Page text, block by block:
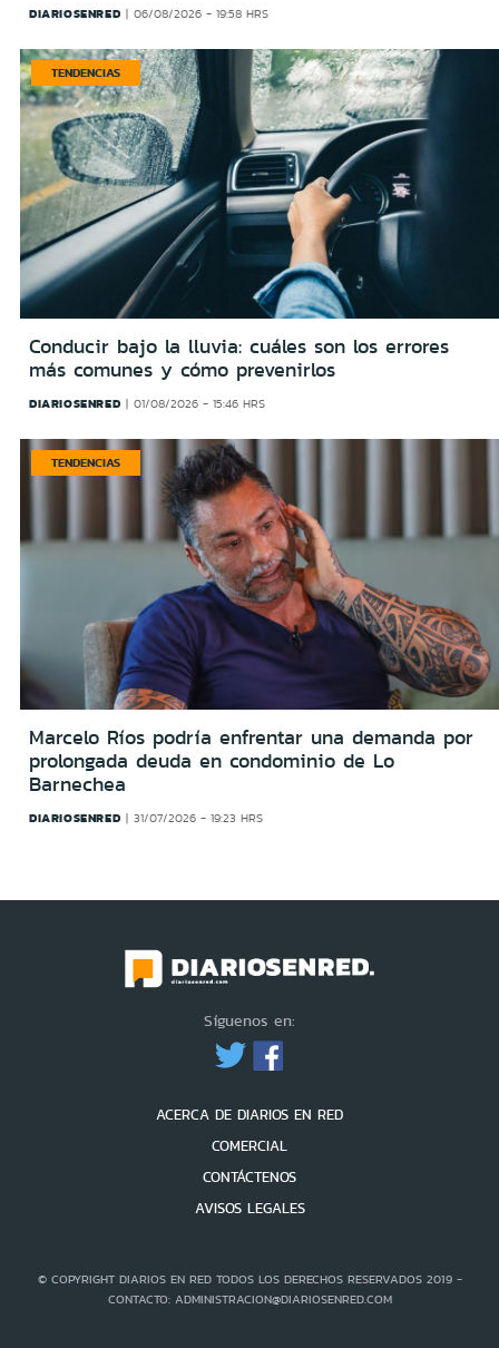
DIARIOSENRED 06/08/2026 - 19:58 HRS
TENDENCIAS
Conducir bajo la lluvia: cuáles son los errores
más comunes y cómo prevenirlos
DIARIOSENRED 01/08/2026 - 15:46 HRS
TENDENCIAS
Marcelo Ríos podría enfrentar una demanda por
prolongada deuda en condominio de Lo
Barnechea
DIARIOSENRED 31/07/2026 - 19:23 HRS
Síguenos en:
ACERCA DE DIARIOS EN RED
COMERCIAL
CONTÁCTENOS
AVISOS LEGALES
© COPYRIGHT DIARIOS EN RED TODOS LOS DERECHOS RESERVADOS 2019 -
CONTACTO: ADMINISTRACION@DIARIOSENRED.COM